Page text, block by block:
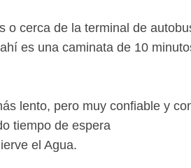
o cerca de la terminal de
es una caminata de 10
lento, pero muy confiable y
tiempo de espera
el Agua.